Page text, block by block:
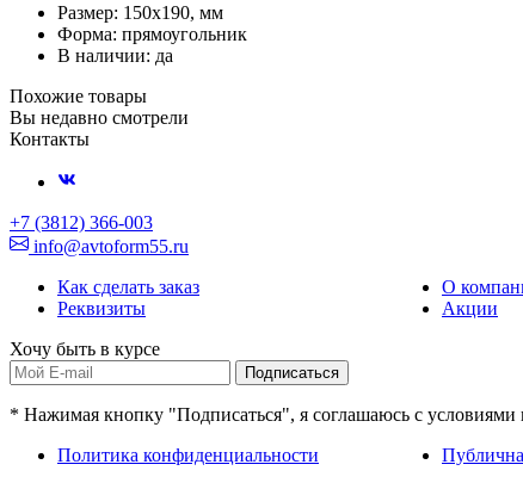
Размер: 150х190, мм
Форма: прямоугольник
В наличии: да
Похожие товары
Вы недавно смотрели
Контакты
+7 (3812) 366-003
info@avtoform55.ru
Как сделать заказ
О
Реквизиты
Акции
Хочу быть в курсе
Подписаться
* Нажимая кнопку "Подписаться", я соглашаюсь с
Политика конфиденциальности